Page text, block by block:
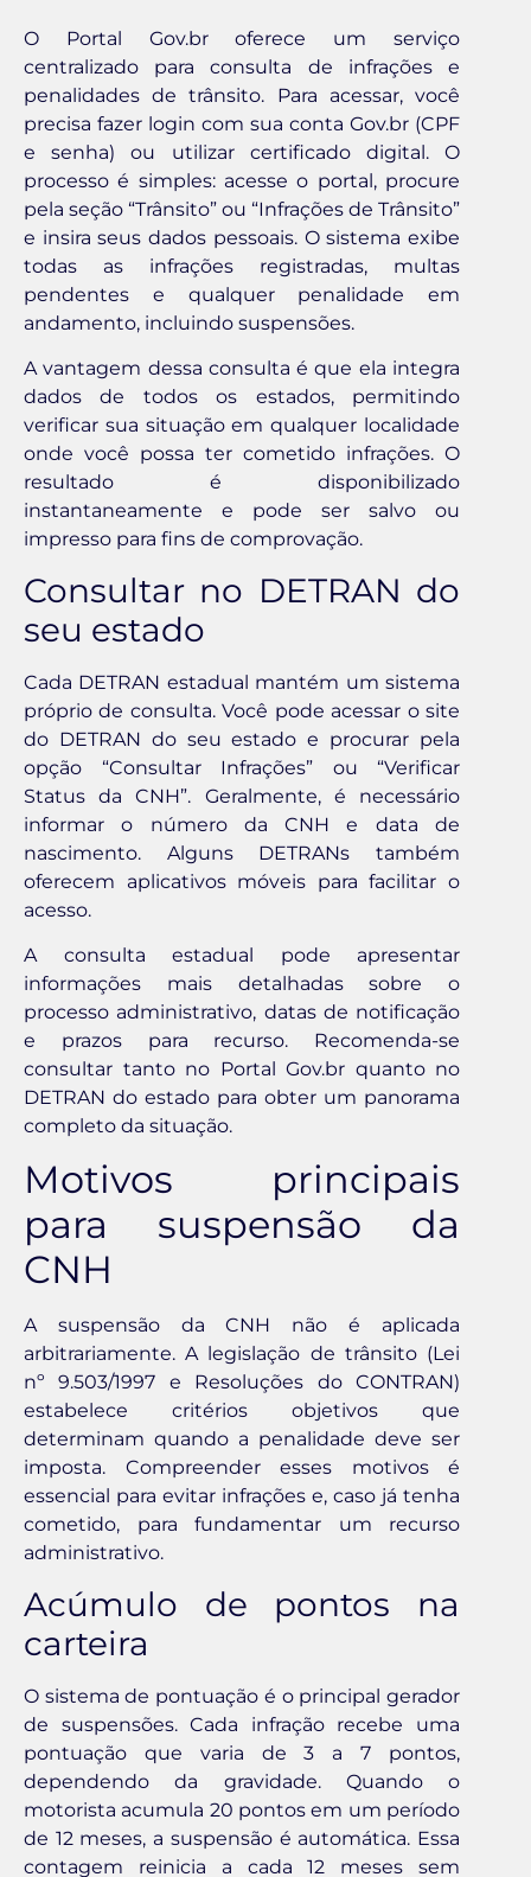
O Portal Gov.br oferece um serviço
centralizado para consulta de infrações e
penalidades de trânsito. Para acessar, você
precisa fazer login com sua conta Gov.br (CPF
e senha) ou utilizar certificado digital. O
processo é simples: acesse o portal, procure
pela seção “Trânsito” ou “Infrações de Trânsito”
e insira seus dados pessoais. O sistema exibe
todas as infrações registradas, multas
pendentes e qualquer penalidade em
andamento, incluindo suspensões.
A vantagem dessa consulta é que ela integra
dados de todos os estados, permitindo
verificar sua situação em qualquer localidade
onde você possa ter cometido infrações. O
resultado é disponibilizado
instantaneamente e pode ser salvo ou
impresso para fins de comprovação.
Consultar no DETRAN do
seu estado
Cada DETRAN estadual mantém um sistema
próprio de consulta. Você pode acessar o site
do DETRAN do seu estado e procurar pela
opção “Consultar Infrações” ou “Verificar
Status da CNH”. Geralmente, é necessário
informar o número da CNH e data de
nascimento. Alguns DETRANs também
oferecem aplicativos móveis para facilitar o
acesso.
A consulta estadual pode apresentar
informações mais detalhadas sobre o
processo administrativo, datas de notificação
e prazos para recurso. Recomenda-se
consultar tanto no Portal Gov.br quanto no
DETRAN do estado para obter um panorama
completo da situação.
Motivos principais
para suspensão da
CNH
A suspensão da CNH não é aplicada
arbitrariamente. A legislação de trânsito (Lei
nº 9.503/1997 e Resoluções do CONTRAN)
estabelece critérios objetivos que
determinam quando a penalidade deve ser
imposta. Compreender esses motivos é
essencial para evitar infrações e, caso já tenha
cometido, para fundamentar um recurso
administrativo.
Acúmulo de pontos na
carteira
O sistema de pontuação é o principal gerador
de suspensões. Cada infração recebe uma
pontuação que varia de 3 a 7 pontos,
dependendo da gravidade. Quando o
motorista acumula 20 pontos em um período
de 12 meses, a suspensão é automática. Essa
contagem reinicia a cada 12 meses sem